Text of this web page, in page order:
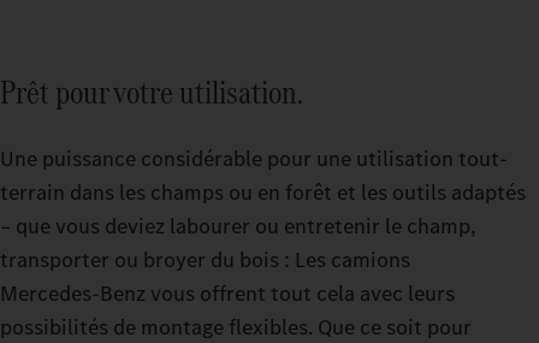
Prêt pour votre utilisation.
Une puissance considérable pour une utilisation tout-
terrain dans les champs ou en forêt et les outils adaptés
– que vous deviez labourer ou entretenir le champ,
transporter ou broyer du bois : Les camions
Mercedes‑Benz vous offrent tout cela avec leurs
possibilités de montage flexibles. Que ce soit pour